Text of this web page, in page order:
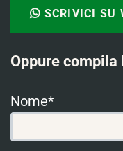
SCRIVICI SU
Oppure
Nome*